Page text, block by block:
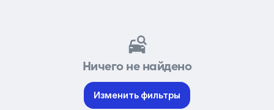
Ничего не найдено
Изменить фильтры